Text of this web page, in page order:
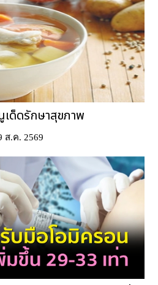
เด็ดรักษาสุขภาพ
ส.ค. 2569